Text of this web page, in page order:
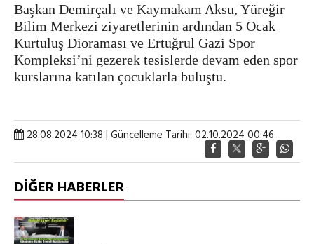
Başkan Demirçalı ve Kaymakam Aksu, Yüreğir
Bilim Merkezi ziyaretlerinin ardından 5 Ocak
Kurtuluş Dioraması ve Ertuğrul Gazi Spor
Kompleksi’ni gezerek tesislerde devam eden spor
kurslarına katılan çocuklarla buluştu.
28.08.2024 10:38 | Güncelleme Tarihi: 02.10.2024 00:46
DİĞER HABERLER